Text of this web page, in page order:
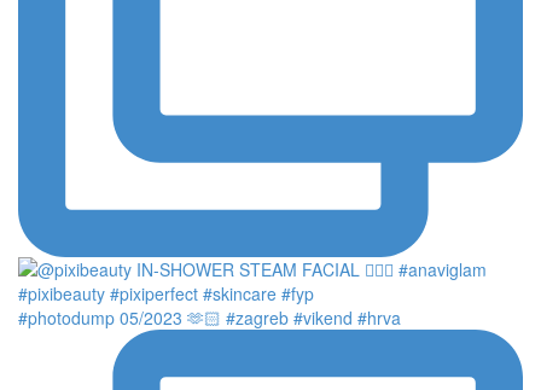
#photodump 05/2023 🫶🏻 #zagreb #vikend #hrva